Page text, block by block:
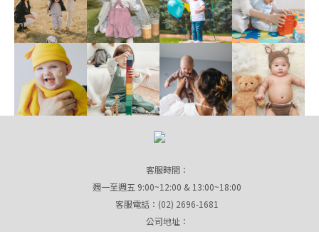
客服時間：
週一至週五 9:00~12:00 & 13:00~18:00
客服電話：(02) 2696-1681
公司地址：